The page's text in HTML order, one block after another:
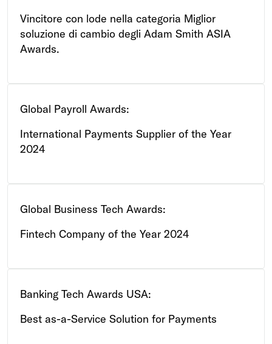
Vincitore con lode nella categoria Miglior
soluzione di cambio degli Adam Smith ASIA
Awards.
Global Payroll Awards:
International Payments Supplier of the Year
2024
Global Business Tech Awards:
Fintech Company of the Year 2024
Banking Tech Awards USA:
Best as-a-Service Solution for Payments